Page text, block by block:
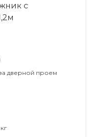
с
дверной проем